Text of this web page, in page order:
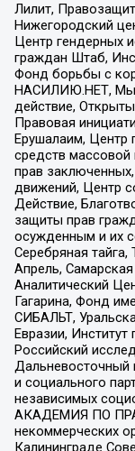
Лилит,
Нижегородский
Центр гендерных
граждан Штаб,
Фонд борьбы с
НАСИЛИЮ.НЕТ, Мы
действие,
Правовая
Ерушалаим, Центр
средств
прав
движений, Центр
Действие,
защиты прав
осужденным и их
Серебряная
Апрель,
Аналитический
Гагарина, Фонд
СИБАЛЬТ,
Евразии,
Российский
Дальневосточный
и социального
независимых
АКАДЕМИЯ ПО
некоммерческих
Калининграде